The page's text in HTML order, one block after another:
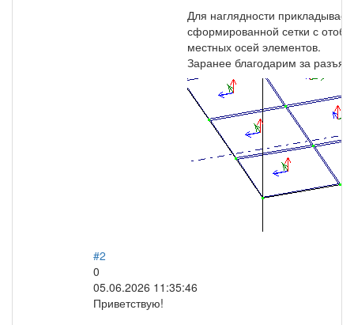
Для наглядности
сформированной сетки с
местных осей элементов.
Заранее благодарим за
#2
0
05.06.2026 11:35:46
Приветствую!